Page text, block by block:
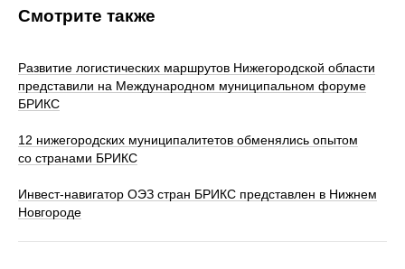
Смотрите также
Развитие логистических маршрутов Нижегородской области
представили на Международном муниципальном форуме
БРИКС
12 нижегородских муниципалитетов обменялись опытом
со странами БРИКС
Инвест-навигатор ОЭЗ стран БРИКС представлен в Нижнем
Новгороде